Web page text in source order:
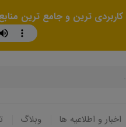
کاربردی ترین و جامع ترین
اخبار و اطلاعیه ها وبلاگ